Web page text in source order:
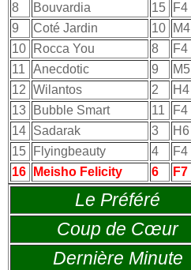
8
Bouvardia 15 F4
9
Coté Jardin 10 M4
10
Rocca You 8 F4
11
Anecdotic 9 M5
12 Wilantos 2 H4
13
Bubble Smart 11 F4
14 Sadarak 3 H6
15
Flyingbeauty 4 F4
16
Meisho Felicity 6 F7
Le Préféré
Coup de Cœur
Dernière Minute